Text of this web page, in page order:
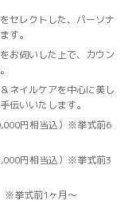
セレクトした、パーソナ
す。
お伺いした上で、カウン
ネイルケアを中心に美し
伝いいたします。
円相当込）※挙式前6
円相当込）※挙式前3
前1ヶ月～